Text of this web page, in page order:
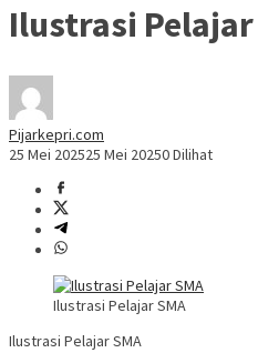
Ilustrasi Pelajar
Pijarkepri.com
25 Mei 202525 Mei 20250 Dilihat
Ilustrasi Pelajar SMA
Ilustrasi Pelajar SMA